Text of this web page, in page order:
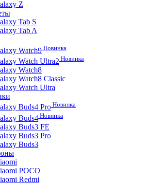
Z
Tab S
Tab A
Watch9 Новинка
Watch Ultra2 Новинка
Watch8
Watch8 Classic
Watch Ultra
Buds4 Pro Новинка
Buds4 Новинка
Buds3 FE
Buds3 Pro
Buds3
POCO
Redmi